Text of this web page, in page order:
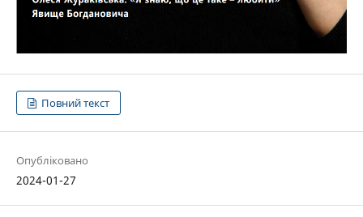
Повний текст
Опубліковано
2024-01-27